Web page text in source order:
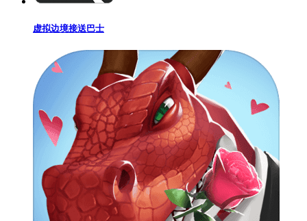
虚拟边境接送巴士